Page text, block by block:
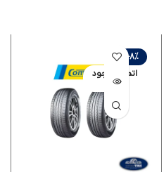
-8%
اتمام موجود
ی